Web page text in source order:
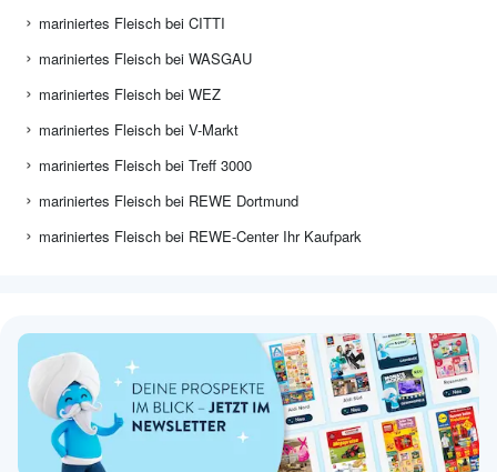
mariniertes Fleisch bei CITTI
mariniertes Fleisch bei WASGAU
mariniertes Fleisch bei WEZ
mariniertes Fleisch bei V-Markt
mariniertes Fleisch bei Treff 3000
mariniertes Fleisch bei REWE Dortmund
mariniertes Fleisch bei REWE-Center Ihr Kaufpark